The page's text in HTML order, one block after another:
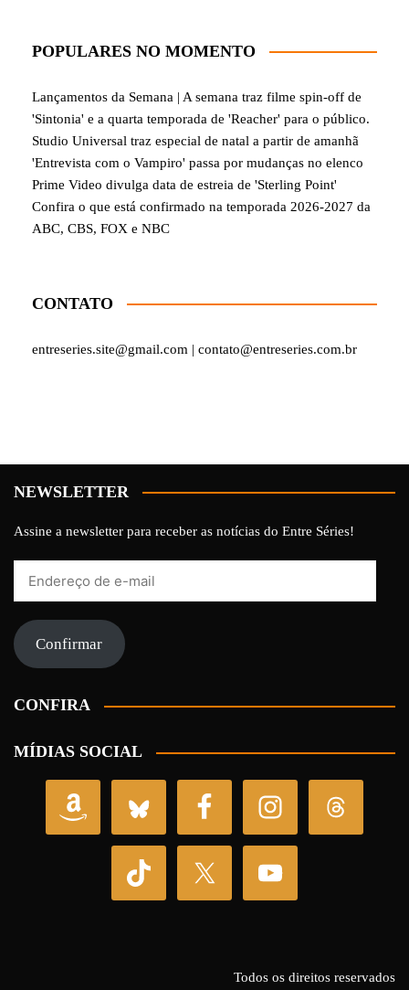
POPULARES NO MOMENTO
Lançamentos da Semana | A semana traz filme spin-off de
'Sintonia' e a quarta temporada de 'Reacher' para o público.
Studio Universal traz especial de natal a partir de amanhã
'Entrevista com o Vampiro' passa por mudanças no elenco
Prime Video divulga data de estreia de 'Sterling Point'
Confira o que está confirmado na temporada 2026-2027 da
ABC, CBS, FOX e NBC
CONTATO
entreseries.site@gmail.com | contato@entreseries.com.br
NEWSLETTER
Assine a newsletter para receber as notícias do Entre Séries!
mail Confirmar
CONFIRA
MÍDIAS SOCIAL
Todos os direitos reservados